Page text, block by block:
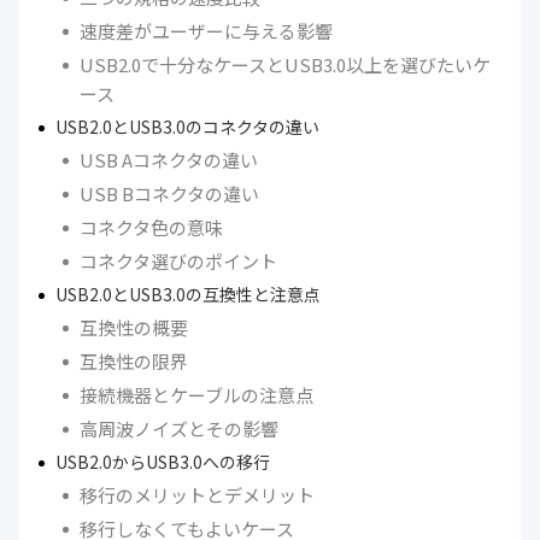
速度差がユーザーに与える影響
USB2.0で十分なケースとUSB3.0以上を選びたいケ
ース
USB2.0とUSB3.0のコネクタの違い
USB Aコネクタの違い
USB Bコネクタの違い
コネクタ色の意味
コネクタ選びのポイント
USB2.0とUSB3.0の互換性と注意点
互換性の概要
互換性の限界
接続機器とケーブルの注意点
高周波ノイズとその影響
USB2.0からUSB3.0への移行
移行のメリットとデメリット
移行しなくてもよいケース